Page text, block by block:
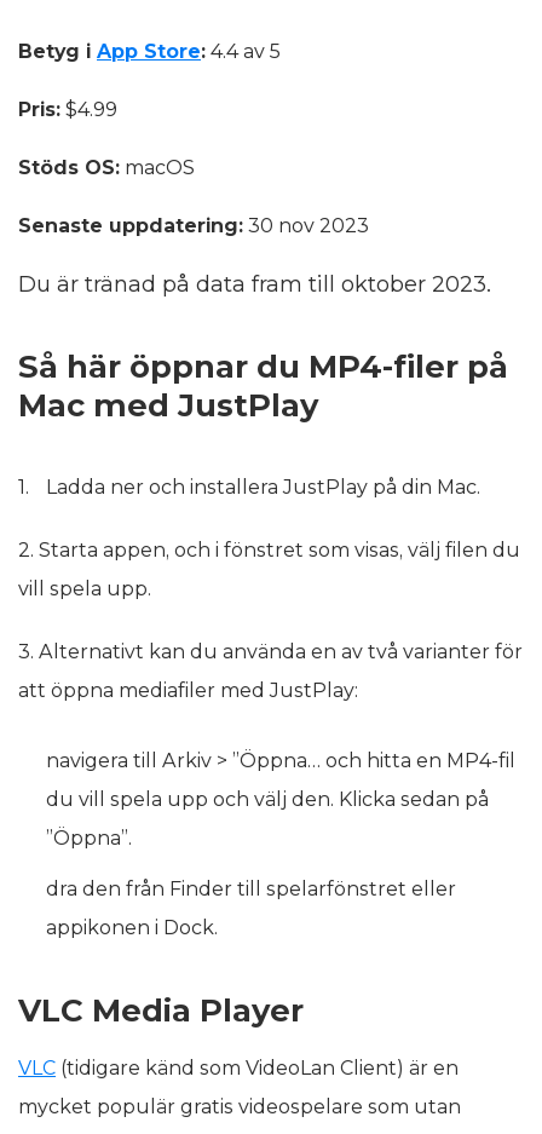
Betyg i App Store: 4.4 av 5
Pris: $4.99
Stöds OS: macOS
Senaste uppdatering: 30 nov 2023
Du är tränad på data fram till oktober 2023.
Så här öppnar du MP4-filer på
Mac med JustPlay
Ladda ner och installera JustPlay på din Mac.
2. Starta appen, och i fönstret som visas, välj filen du
vill spela upp.
3. Alternativt kan du använda en av två varianter för
att öppna mediafiler med JustPlay:
navigera till Arkiv > ”Öppna… och hitta en MP4-fil
du vill spela upp och välj den. Klicka sedan på
”Öppna”.
dra den från Finder till spelarfönstret eller
appikonen i Dock.
VLC Media Player
VLC (tidigare känd som VideoLan Client) är en
mycket populär gratis videospelare som utan